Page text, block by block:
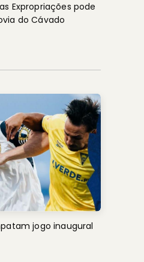
do Cávado
jogo inaugural